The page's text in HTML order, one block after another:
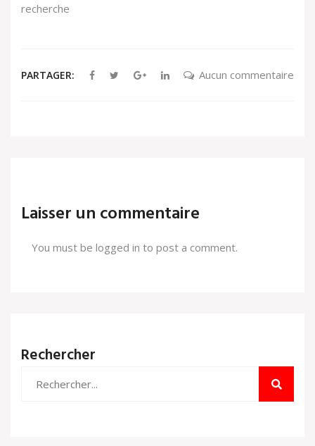
recherche
PARTAGER: Aucun commentaire
Laisser un commentaire
You must be logged in to post a comment.
Rechercher